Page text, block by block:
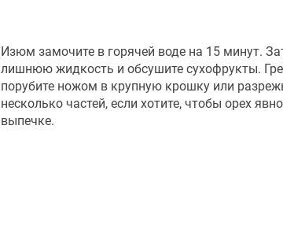
Изюм замочите в горячей воде на 15 минут.
лишнюю жидкость и обсушите сухофрукты.
порубите ножом в крупную крошку или
несколько частей, если хотите, чтобы орех
выпечке.